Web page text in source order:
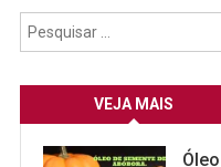
VEJA MAIS